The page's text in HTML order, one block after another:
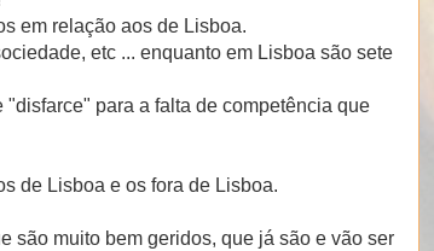
em relação aos de Lisboa.
etc ... enquanto em Lisboa são sete
para a falta de competência que
de Lisboa e os fora de Lisboa.
são muito bem geridos, que já são e vão ser